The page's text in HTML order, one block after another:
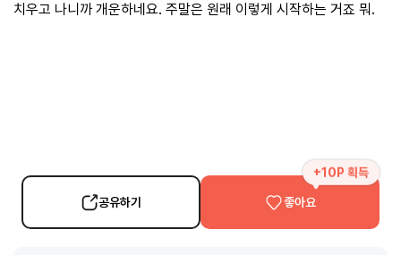
치우고 나니까 개운하네요. 주말은 원래 이렇게 시작하는 거죠 뭐.
공유하기
+10P 획득
좋아요